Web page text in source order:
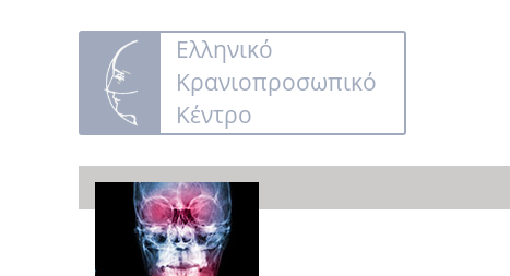
Ελληνικό
Κρανιοπροσωπικό
Κέντρο